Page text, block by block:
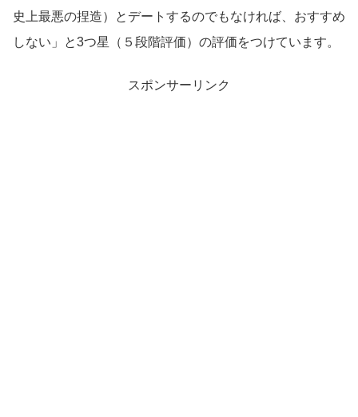
史上最悪の捏造）とデートするのでもなければ、おすすめ
しない」と3つ星（５段階評価）の評価をつけています。
スポンサーリンク